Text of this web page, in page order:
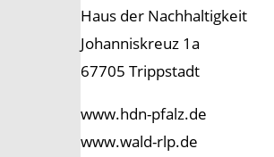
Haus der Nachhaltigkeit
Johanniskreuz 1a
67705 Trippstadt
www.hdn-pfalz.de
www.wald-rlp.de